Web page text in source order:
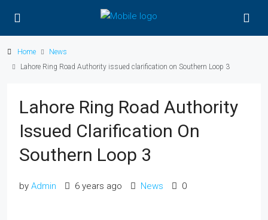
Home
News
Lahore Ring Road Authority issued clarification on Southern Loop 3
Lahore Ring Road Authority
Issued Clarification On
Southern Loop 3
by Admin 6 years ago News 0